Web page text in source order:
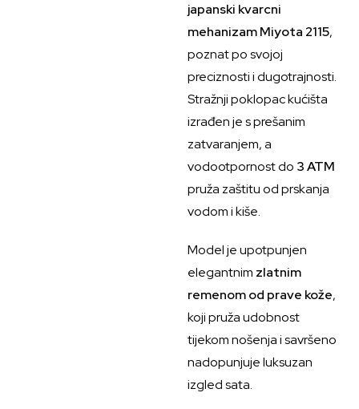
japanski kvarcni
mehanizam Miyota 2115,
poznat po svojoj
preciznosti i dugotrajnosti.
Stražnji poklopac kućišta
izrađen je s prešanim
zatvaranjem, a
vodootpornost do 3 ATM
pruža zaštitu od prskanja
vodom i kiše.
Model je upotpunjen
elegantnim zlatnim
remenom od prave kože,
koji pruža udobnost
tijekom nošenja i savršeno
nadopunjuje luksuzan
izgled sata.